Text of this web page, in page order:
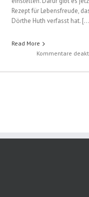
Rezept für Lebensfreude,
Dörthe Huth verfasst hat.
Read More
Kommentare